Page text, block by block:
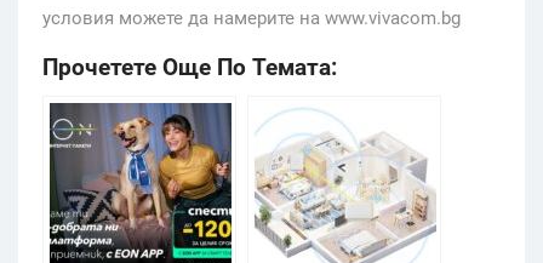
условия можете да намерите на www.vivacom.bg
Прочетете Още По Темата: